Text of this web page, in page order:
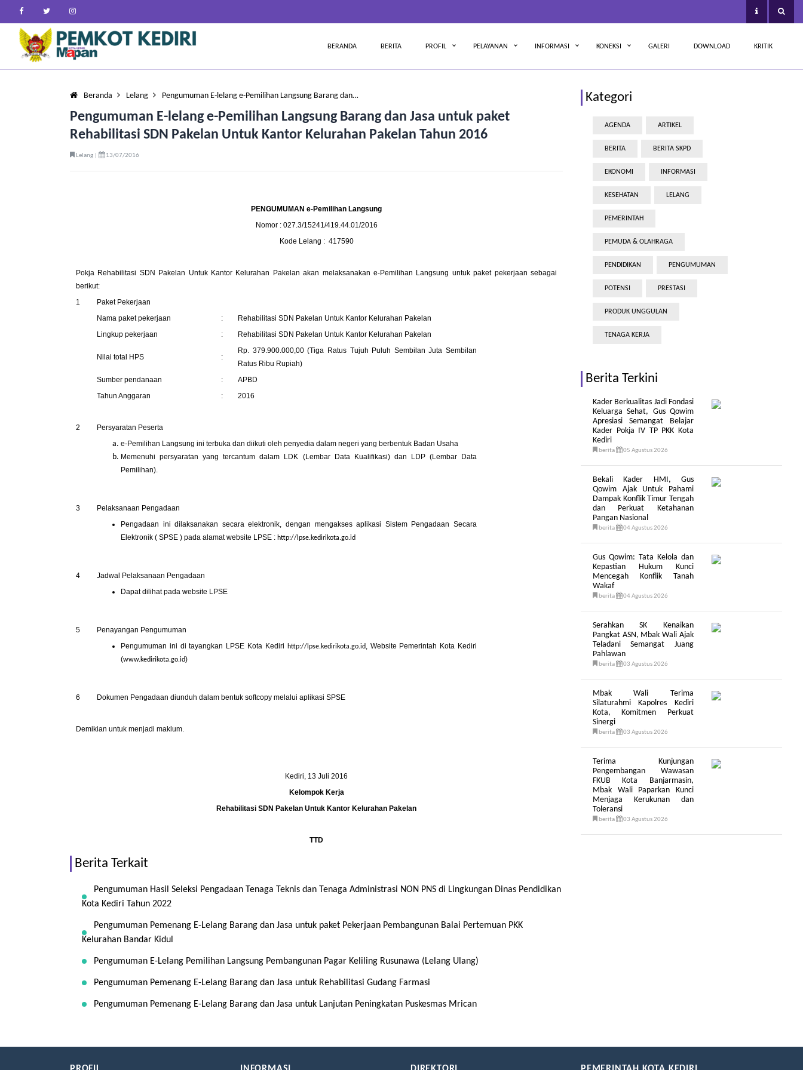
BERANDA BERITA PROFIL PELAYANAN INFORMASI KONEKSI GALERI DOWNLOAD KRITIK
Beranda Lelang Pengumuman E-lelang e-Pemilihan Langsung Barang dan…
Pengumuman E-lelang e-Pemilihan Langsung Barang dan Jasa untuk paket
Rehabilitasi SDN Pakelan Untuk Kantor Kelurahan Pakelan Tahun 2016
Lelang | 13/07/2016
PENGUMUMAN e-Pemilihan Langsung
Nomor : 027.3/15241/419.44.01/2016
Kode Lelang : 417590
Pokja Rehabilitasi SDN Pakelan Untuk Kantor Kelurahan Pakelan akan melaksanakan e-Pemilihan Langsung untuk paket pekerjaan sebagai
berikut:
1
Paket Pekerjaan
Nama paket pekerjaan
:
Rehabilitasi SDN Pakelan Untuk Kantor Kelurahan Pakelan
Lingkup pekerjaan
: Rehabilitasi SDN Pakelan Untuk Kantor Kelurahan Pakelan
Nilai total HPS :
Rp. 379.900.000,00 (Tiga Ratus Tujuh Puluh Sembilan Juta Sembilan
Ratus Ribu Rupiah)
Sumber pendanaan
:
APBD
Tahun Anggaran
: 2016
2
Persyaratan Peserta
e-Pemilihan Langsung ini terbuka dan diikuti oleh penyedia dalam negeri yang berbentuk Badan Usaha
Memenuhi persyaratan yang tercantum dalam LDK (Lembar Data Kualifikasi) dan LDP (Lembar Data
Pemilihan).
3
Pelaksanaan Pengadaan
Pengadaan ini dilaksanakan secara elektronik, dengan mengakses aplikasi Sistem Pengadaan Secara
Elektronik ( SPSE ) pada alamat website LPSE : http://lpse.kedirikota.go.id
4
Jadwal Pelaksanaan Pengadaan
Dapat dilihat pada website LPSE
5
Penayangan Pengumuman
Pengumuman ini di tayangkan LPSE Kota Kediri
http://lpse.kedirikota.go.id, Website Pemerintah Kota Kediri
(www.kedirikota.go.id)
6 Dokumen Pengadaan diunduh dalam bentuk softcopy melalui aplikasi SPSE
Demikian untuk menjadi maklum.
Kediri, 13 Juli 2016
Kelompok Kerja
Rehabilitasi SDN Pakelan Untuk Kantor Kelurahan Pakelan
TTD
Berita Terkait
Pengumuman Hasil Seleksi Pengadaan Tenaga Teknis dan Tenaga Administrasi NON PNS di Lingkungan Dinas Pendidikan
Kota Kediri Tahun 2022
Pengumuman Pemenang E-Lelang Barang dan Jasa untuk paket Pekerjaan Pembangunan Balai Pertemuan PKK
Kelurahan Bandar Kidul
Pengumuman E-Lelang Pemilihan Langsung Pembangunan Pagar Keliling Rusunawa (Lelang Ulang)
Pengumuman Pemenang E-Lelang Barang dan Jasa untuk Rehabilitasi Gudang Farmasi
Pengumuman Pemenang E-Lelang Barang dan Jasa untuk Lanjutan Peningkatan Puskesmas Mrican
Kategori
AGENDA ARTIKEL
BERITA BERITA SKPD
EKONOMI INFORMASI
KESEHATAN LELANG
PEMERINTAH
PEMUDA & OLAHRAGA
PENDIDIKAN PENGUMUMAN
POTENSI PRESTASI
PRODUK UNGGULAN
TENAGA KERJA
Berita Terkini
Kader Berkualitas Jadi Fondasi
Keluarga Sehat, Gus Qowim
Apresiasi Semangat Belajar
Kader Pokja IV TP PKK Kota
Kediri
berita 05 Agustus 2026
Bekali Kader HMI, Gus
Qowim Ajak Untuk Pahami
Dampak Konflik Timur Tengah
dan Perkuat Ketahanan
Pangan Nasional
berita 04 Agustus 2026
Gus Qowim: Tata Kelola dan
Kepastian Hukum Kunci
Mencegah Konflik Tanah
Wakaf
berita 04 Agustus 2026
Serahkan SK Kenaikan
Pangkat ASN, Mbak Wali Ajak
Teladani Semangat Juang
Pahlawan
berita 03 Agustus 2026
Mbak Wali Terima
Silaturahmi Kapolres Kediri
Kota, Komitmen Perkuat
Sinergi
berita 03 Agustus 2026
Terima Kunjungan
Pengembangan Wawasan
FKUB Kota Banjarmasin,
Mbak Wali Paparkan Kunci
Menjaga Kerukunan dan
Toleransi
berita 03 Agustus 2026